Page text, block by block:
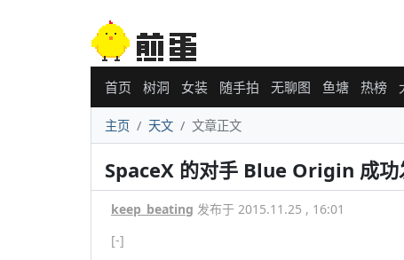
首页 树洞 女装 随手拍 无聊图 鱼塘 热榜
主页 天文 文章正文
SpaceX 的对手 Blue Origin 成功
keep_beating 发布于 2015.11.25 , 16:01
[-]